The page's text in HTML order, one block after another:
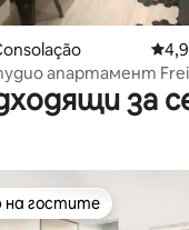
апартамент Frei
за
избор на гостите
на гостите